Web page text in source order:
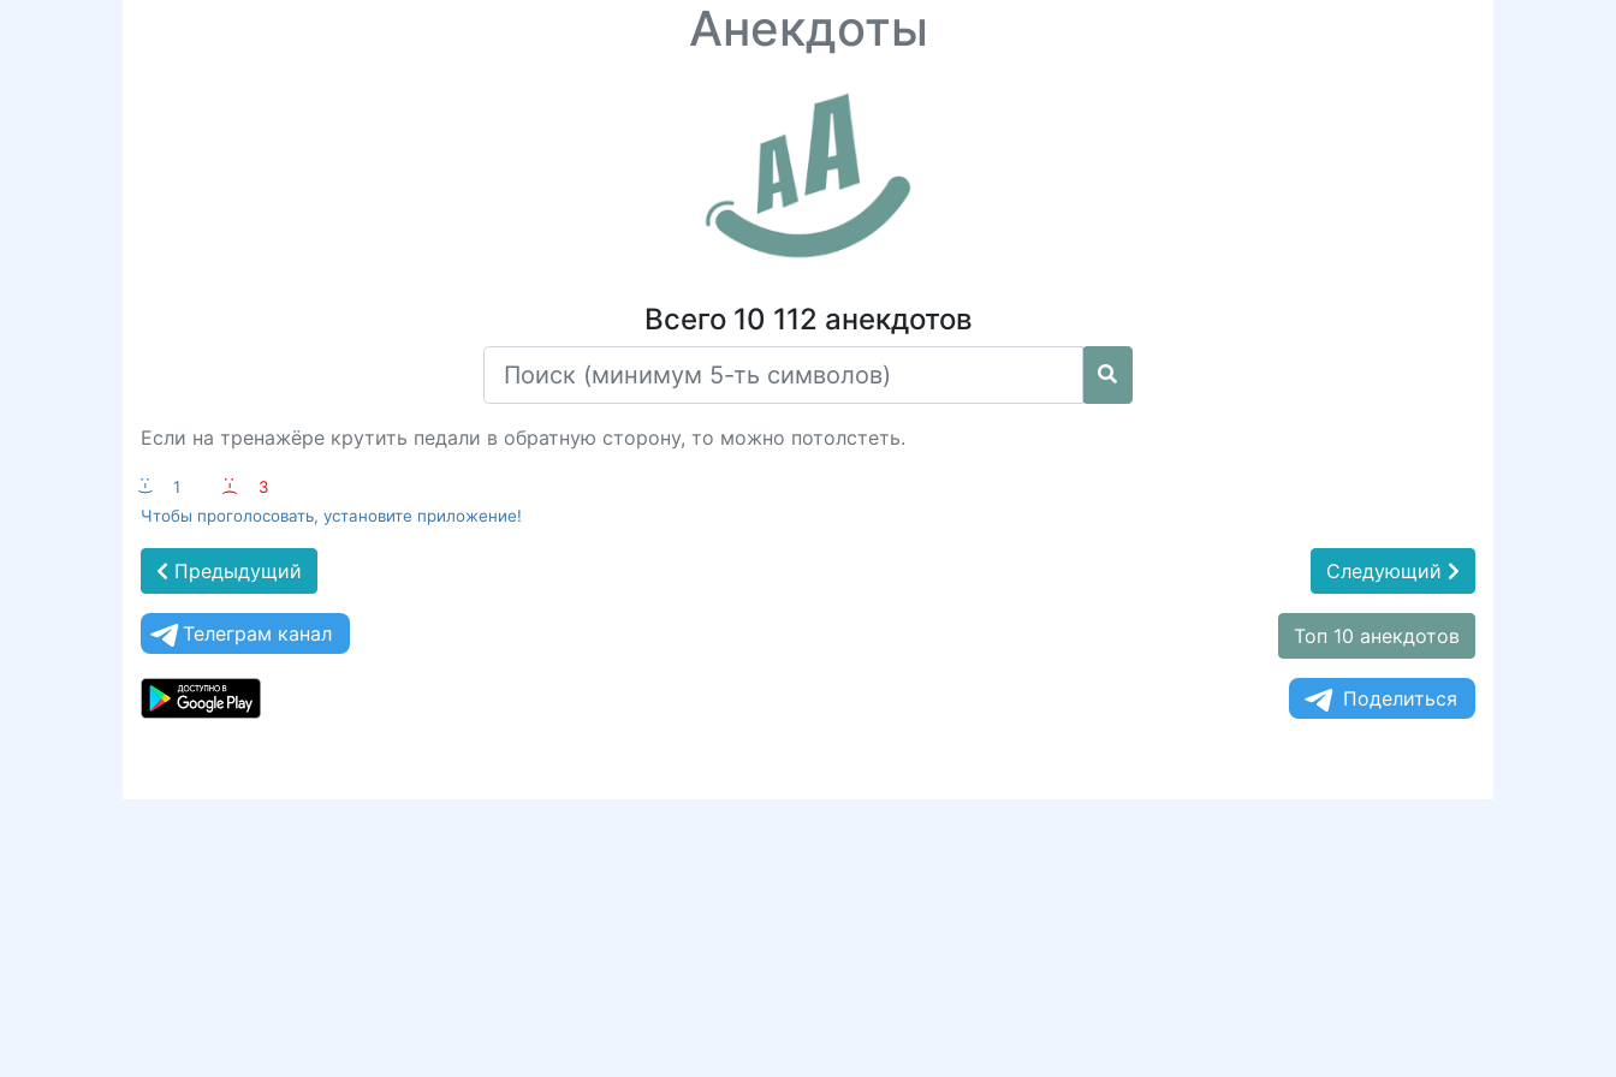
Анекдоты
Всего 10 112 анекдотов
Если на тренажёре крутить педали в обратную сторону, то можно потолстеть.
:-) 1 :-(
3
Чтобы проголосовать, установите приложение!
Предыдущий Следующий
Телеграм канал Топ 10 анекдотов
Поделиться